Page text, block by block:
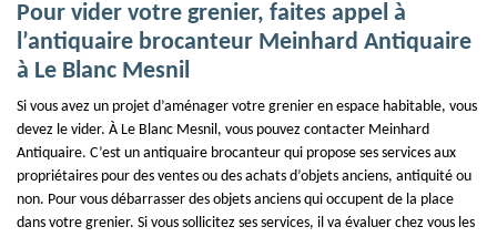
Pour vider votre grenier, faites appel à
l’antiquaire brocanteur Meinhard Antiquaire
à Le Blanc Mesnil
Si vous avez un projet d’aménager votre grenier en espace habitable, vous
devez le vider. À Le Blanc Mesnil, vous pouvez contacter Meinhard
Antiquaire. C’est un antiquaire brocanteur qui propose ses services aux
propriétaires pour des ventes ou des achats d’objets anciens, antiquité ou
non. Pour vous débarrasser des objets anciens qui occupent de la place
dans votre grenier. Si vous sollicitez ses services, il va évaluer chez vous les